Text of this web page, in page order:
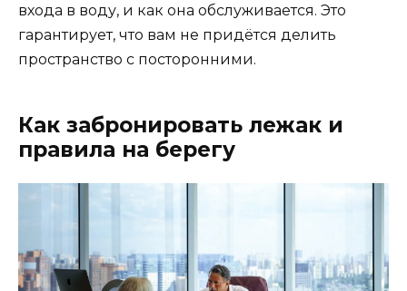
входа в воду, и как она обслуживается. Это
гарантирует, что вам не придётся делить
пространство с посторонними.
Как забронировать лежак и
правила на берегу